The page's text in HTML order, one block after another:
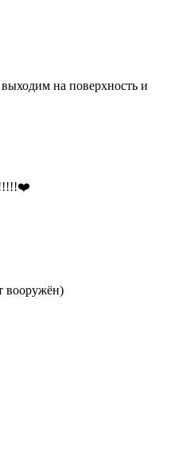
на поверхность и
вооружён)